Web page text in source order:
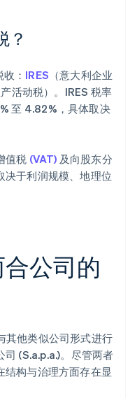
？
： IRES （意大利企业
活动税）。IRES 税率
至 4.82%，具体取决
值税 (VAT) 及向股东分
决于利润规模、地理位
公司的
其他类似公司形式进行
(S.a.p.a.)。尽管两者
结构与治理方面存在显